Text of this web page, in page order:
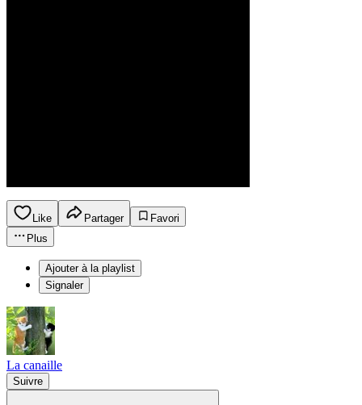
Like Partager
Favori
Plus
Ajouter à la playlist
Signaler
La canaille
Suivre